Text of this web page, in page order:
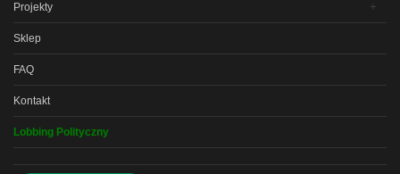
Projekty
Sklep
FAQ
Kontakt
Lobbing Polityczny